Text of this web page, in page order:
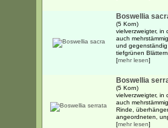
Boswellia
(5 Korn)
vielverzweigter, in
auch
und
tiefgrünen
[mehr lesen]
Boswellia
(5 Korn)
vielverzweigter, in
auch
Rinde,
angeordneten,
[mehr lesen]